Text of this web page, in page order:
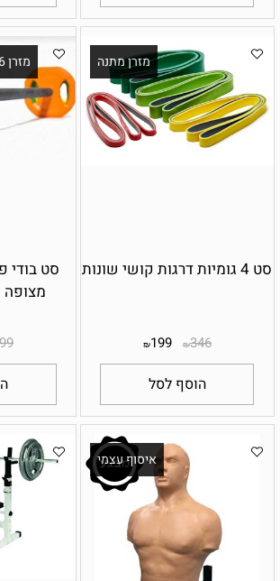
מזרן מתנה
סט 4 גומיות דרגות קושי שונות
₪346
₪199
הוסף לסל
מזרן 6 מתנה באיסוף עצמי
מצופה
איסוף עצמי